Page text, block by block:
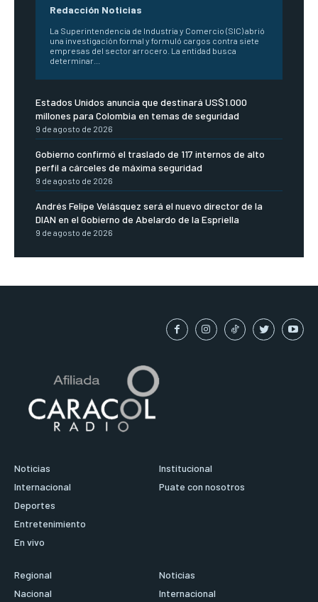
Redacción Noticias
La Superintendencia de Industria y Comercio (SIC) abrió
una investigación formal y formuló cargos contra siete
empresas del sector arrocero. La entidad busca
determinar...
Estados Unidos anuncia que destinará US$1.000
millones para Colombia en temas de seguridad
9 de agosto de 2026
Gobierno confirmó el traslado de 117 internos de alto
perfil a cárceles de máxima seguridad
9 de agosto de 2026
Andrés Felipe Velásquez será el nuevo director de la
DIAN en el Gobierno de Abelardo de la Espriella
9 de agosto de 2026
Noticias
Internacional
Deportes
Entretenimiento
En vivo
Institucional
Puate con nosotros
Regional
Nacional
Noticias
Internacional